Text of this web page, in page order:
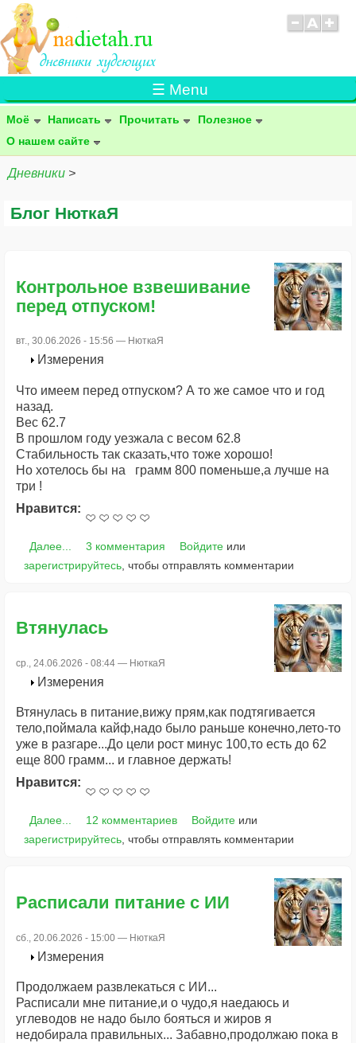
☰ Menu
Моё Написать Прочитать
Полезное
О нашем сайте
Дневники >
Блог НюткаЯ
Контрольное взвешивание
перед отпуском!
вт., 30.06.2026 - 15:56 — НюткаЯ
Измерения
Что имеем перед отпуском? А то же самое что и год
назад.
Вес 62.7
В прошлом году уезжала с весом 62.8
Стабильность так сказать,что тоже хорошо!
Но хотелось бы на грамм 800 поменьше,а лучше на
три !
Нравится:
Далее... 3 комментария Войдитеили
зарегистрируйтесь , чтобы отправлять комментарии
Втянулась
ср., 24.06.2026 - 08:44 — НюткаЯ
Измерения
Втянулась в питание,вижу прям,как подтягивается
тело,поймала кайф,надо было раньше конечно,лето-то
уже в разгаре...До цели рост минус 100,то есть до 62
еще 800 грамм... и главное держать!
Нравится:
Далее... 12 комментариев Войдитеили
зарегистрируйтесь, чтобы отправлять комментарии
Расписали питание с ИИ
сб., 20.06.2026 - 15:00 — НюткаЯ
Измерения
Продолжаем развлекаться с ИИ...
Расписали мне питание,и о чудо,я наедаюсь и
углеводов не надо было бояться и жиров я
недобирала правильных... Забавно,продолжаю пока в